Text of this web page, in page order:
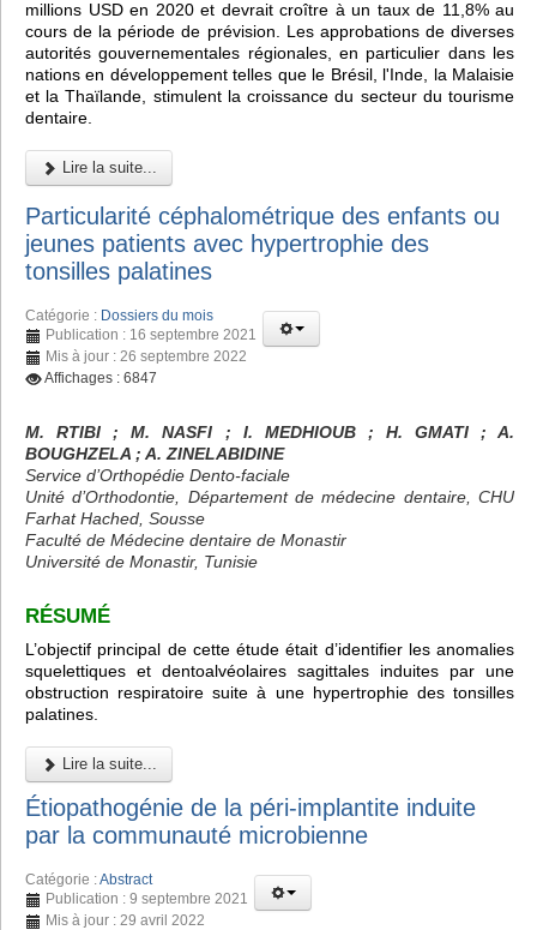
millions USD en 2020 et devrait croître à un taux de 11,8% au
cours de la période de prévision. Les approbations de diverses
autorités gouvernementales régionales, en particulier dans les
nations en développement telles que le Brésil, l'Inde, la Malaisie
et la Thaïlande, stimulent la croissance du secteur du tourisme
dentaire.
Lire la suite...
Particularité céphalométrique des enfants ou
jeunes patients avec hypertrophie des
tonsilles palatines
Catégorie : Dossiers du mois
Publication : 16 septembre 2021
Mis à jour : 26 septembre 2022
Affichages : 6847
M. RTIBI ; M. NASFI ; I. MEDHIOUB ; H. GMATI
; A.
BOUGHZELA ; A. ZINELABIDINE
Service d’Orthopédie Dento-faciale
Unité d’Orthodontie, Département de médecine dentaire, CHU
Farhat Hached, Sousse
Faculté de Médecine dentaire de Monastir
Université de Monastir, Tunisie
RÉSUMÉ
L’objectif principal de cette étude était d’identifier les anomalies
squelettiques et dentoalvéolaires sagittales induites par une
obstruction respiratoire suite à une hypertrophie des tonsilles
palatines.
Lire la suite...
Étiopathogénie de la péri-implantite induite
par la communauté microbienne
Catégorie :Abstract
Publication : 9 septembre 2021
Mis à jour : 29 avril 2022